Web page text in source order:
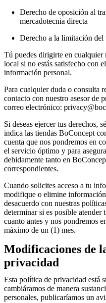
Derecho de oposición al
mercadotecnia directa
Derecho a la limitación del
Tú puedes dirigirte en
local si no estás satisfecho con
información personal.
Para cualquier duda o consulta
contacto con nuestro asesor de
correo electrónico:
Si deseas ejercer tus derechos,
indica las tiendas BoConcept
cuenta que nos pondremos en
el servicio óptimo y para
debidamente tanto en
correspondientes.
Cuando solicites acceso a tu
modifique o elimine
desacuerdo con nuestras
determinar si es posible
cuanto antes y nos pondremos
máximo de un (1) mes.
Modificaciones de
privacidad
Esta política de privacidad está
cambiáramos de manera
personales, publicaríamos un